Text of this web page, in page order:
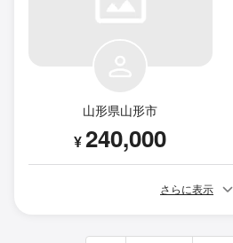
山形県山形市
¥240,000
さらに表示